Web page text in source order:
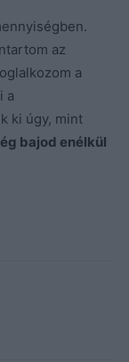
az
a
a
ki úgy, mint
bajod enélkül